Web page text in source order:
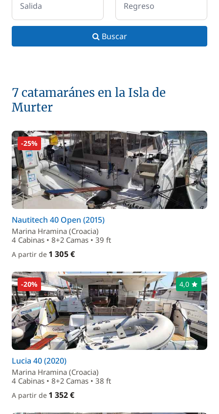
Salida Regreso
Buscar
7 catamaránes en la Isla de
Murter
-25%
Nautitech 40 Open (2015)
Marina Hramina (Croacia)
4 Cabinas • 8+2 Camas • 39 ft
A partir de 1 305 €
-20% 4,0
Lucia 40 (2020)
Marina Hramina (Croacia)
4 Cabinas • 8+2 Camas • 38 ft
A partir de 1 352 €